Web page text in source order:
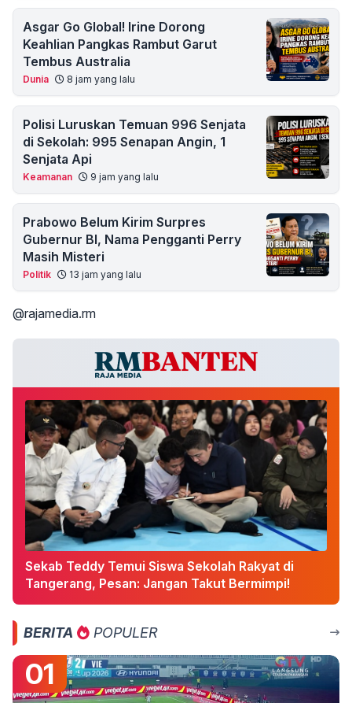
Asgar Go Global! Irine Dorong
Keahlian Pangkas Rambut Garut
Tembus Australia
Dunia 8 jam yang lalu
Polisi Luruskan Temuan 996 Senjata
di Sekolah: 995 Senapan Angin, 1
Senjata Api
Keamanan 9 jam yang lalu
Prabowo Belum Kirim Surpres
Gubernur BI, Nama Pengganti Perry
Masih Misteri
Politik 13 jam yang lalu
@rajamedia.rm
Sekab Teddy Temui Siswa Sekolah Rakyat di
Tangerang, Pesan: Jangan Takut Bermimpi!
BERITA POPULER
01